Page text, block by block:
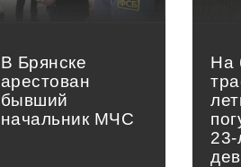
В Брянске
арестован
бывший
начальник МЧС
На